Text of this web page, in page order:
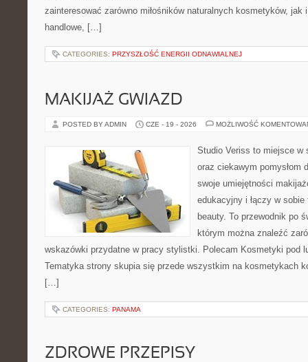
zainteresować zarówno miłośników naturalnych kosmetyków, jak
handlowe, […]
CATEGORIES: PRZYSZŁOŚĆ ENERGII ODNAWIALNEJ
MAKIJAŻ GWIAZD
POSTED BY ADMIN CZE - 19 - 2026 MOŻLIWOŚĆ
Studio Veriss to miejsce w
oraz ciekawym pomysłom
swoje umiejętności
edukacyjny i łączy w
beauty. To przewodnik po
którym można znaleźć
wskazówki przydatne w pracy stylistki. Polecam Kosmetyki pod
Tematyka strony skupia się przede wszystkim na kosmetykach
[…]
CATEGORIES: PANAMA
ZDROWE PRZEPISY